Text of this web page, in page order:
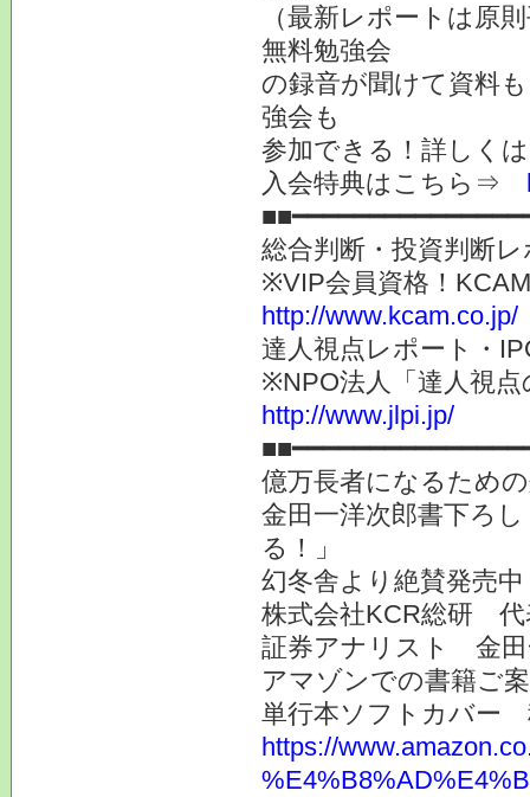
（最新レポートは原
無料勉強会
の録音が聞けて資料
強会も
参加できる！詳し
入会特典はこちら⇒
総合判断・投資判断
※VIP会員資格！
http://www.kcam.co.jp/
達人視点レポート・
※NPO法人「達人視
http://www.jlpi.jp/
億万長者になるため
金田一洋次郎書下ろ
る！」
幻冬舎より絶賛発売
株式会社KCR総研 代
証券アナリスト 金
アマゾンでの書籍ご
単行本ソフトカバー
https://